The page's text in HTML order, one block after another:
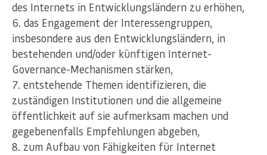
des Internets in Entwicklungsländern zu erhöhen,
das Engagement der Interessengruppen,
insbesondere aus den Entwicklungsländern, in
bestehenden und/oder künftigen Internet-
Governance-Mechanismen stärken,
entstehende Themen identifizieren, die
zuständigen Institutionen und die allgemeine
öffentlichkeit auf sie aufmerksam machen und
gegebenenfalls Empfehlungen abgeben,
zum Aufbau von Fähigkeiten für Internet